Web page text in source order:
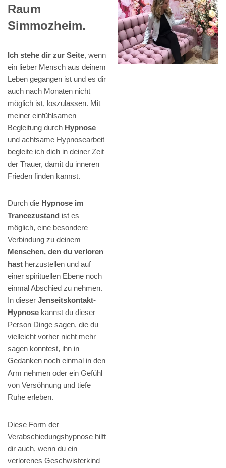
Raum
Simmozheim.
Ich stehe dir zur Seite, wenn
ein lieber Mensch aus deinem
Leben gegangen ist und es dir
auch nach Monaten nicht
möglich ist, loszulassen. Mit
meiner einfühlsamen
Begleitung durch Hypnose
und achtsame Hypnosearbeit
begleite ich dich in deiner Zeit
der Trauer, damit du inneren
Frieden finden kannst.
Durch die Hypnose im
Trancezustand ist es
möglich, eine besondere
Verbindung zu deinem
Menschen, den du verloren
hast herzustellen und auf
einer spirituellen Ebene noch
einmal Abschied zu nehmen.
In dieser Jenseitskontakt-
Hypnose kannst du dieser
Person Dinge sagen, die du
vielleicht vorher nicht mehr
sagen konntest, ihn in
Gedanken noch einmal in den
Arm nehmen oder ein Gefühl
von Versöhnung und tiefe
Ruhe erleben.
Diese Form der
Verabschiedungshypnose hilft
dir auch, wenn du ein
verlorenes Geschwisterkind